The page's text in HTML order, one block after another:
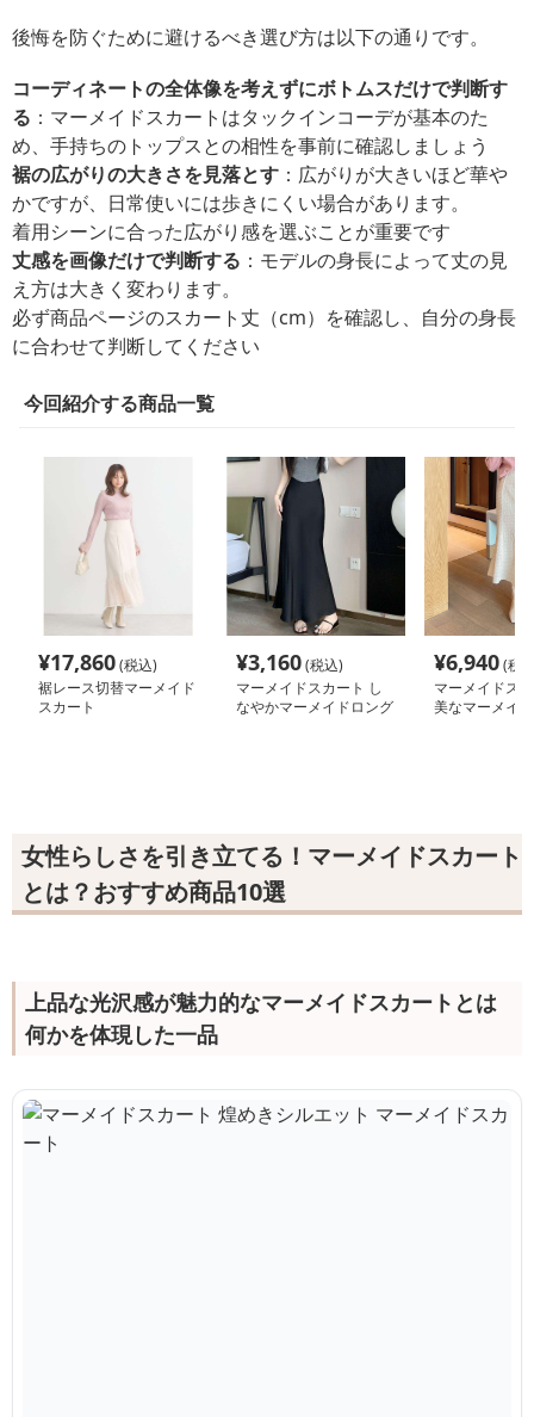
後悔を防ぐために避けるべき選び方は以下の通りです。
コーディネートの全体像を考えずにボトムスだけで判断す
る ：マーメイドスカートはタックインコーデが基本のた
め、手持ちのトップスとの相性を事前に確認しましょう
裾の広がりの大きさを見落とす ：広がりが大きいほど華や
かですが、日常使いには歩きにくい場合があります。
着用シーンに合った広がり感を選ぶことが重要です
丈感を画像だけで判断する ：モデルの身長によって丈の見
え方は大きく変わります。
必ず商品ページのスカート丈（cm）を確認し、自分の身長
に合わせて判断してください
今回紹介する商品一覧
¥17,860(税込)
裾レース切替マーメイド
スカート
¥3,160(税込)
マーメイドスカート し
なやかマーメイドロング
¥6,940(税
マーメイドス
美なマーメイ
女性らしさを引き立てる！マーメイドスカート
とは？おすすめ商品10選
上品な光沢感が魅力的なマーメイドスカートとは
何かを体現した一品